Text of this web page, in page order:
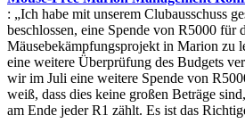
: „Ich habe mit unserem Clubausschuss
beschlossen, eine Spende von R5000 für
Mäusebekämpfungsprojekt in Marion zu
eine weitere Überprüfung des Budgets
wir im Juli eine weitere Spende von
weiß, dass dies keine großen Beträge
am Ende jeder R1 zählt. Es ist das